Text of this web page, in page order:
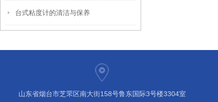
台式粘度计的清洁与保养
山东省烟台市芝罘区南大街158号鲁东国际3号楼3304室